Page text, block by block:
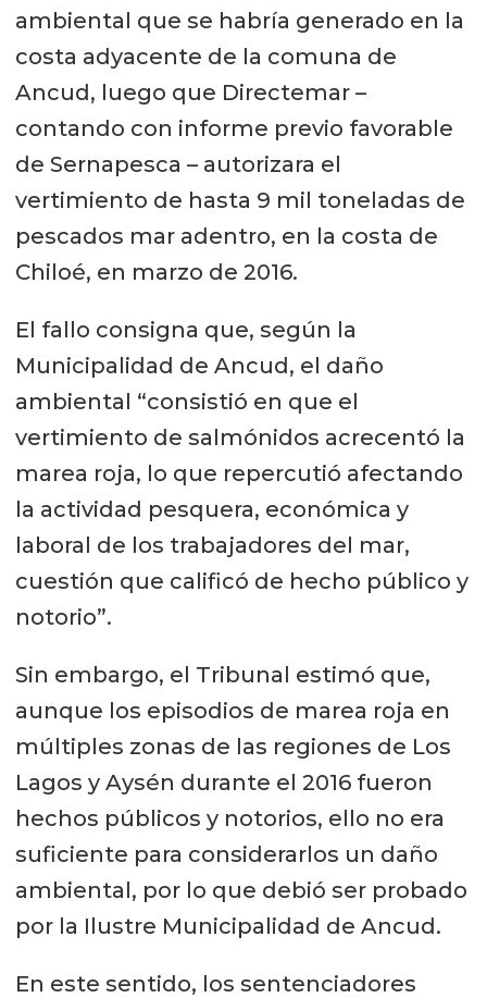
ambiental que se habría generado en la
costa adyacente de la comuna de
Ancud, luego que Directemar –
contando con informe previo favorable
de Sernapesca – autorizara el
vertimiento de hasta 9 mil toneladas de
pescados mar adentro, en la costa de
Chiloé, en marzo de 2016.
El fallo consigna que, según la
Municipalidad de Ancud, el daño
ambiental “consistió en que el
vertimiento de salmónidos acrecentó la
marea roja, lo que repercutió afectando
la actividad pesquera, económica y
laboral de los trabajadores del mar,
cuestión que calificó de hecho público y
notorio”.
Sin embargo, el Tribunal estimó que,
aunque los episodios de marea roja en
múltiples zonas de las regiones de Los
Lagos y Aysén durante el 2016 fueron
hechos públicos y notorios, ello no era
suficiente para considerarlos un daño
ambiental, por lo que debió ser probado
por la Ilustre Municipalidad de Ancud.
En este sentido, los sentenciadores